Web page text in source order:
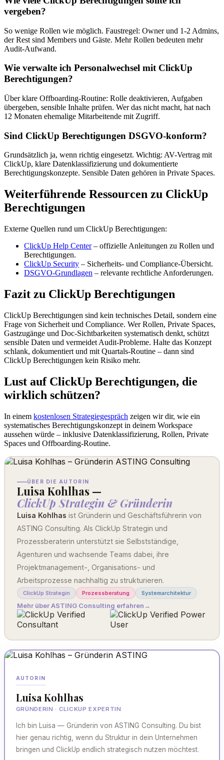
vergeben?
So wenige Rollen wie möglich. Faustregel: Owner und 1-2 Admins,
der Rest sind Members und Gäste. Mehr Rollen bedeuten mehr
Audit-Aufwand.
Wie verwalte ich Personalwechsel mit ClickUp
Berechtigungen?
Über klare Offboarding-Routine: Rolle deaktivieren, Aufgaben
übergeben, sensible Inhalte prüfen. Wer das nicht macht, hat nach
12 Monaten ehemalige Mitarbeitende mit Zugriff.
Sind ClickUp Berechtigungen DSGVO-konform?
Grundsätzlich ja, wenn richtig eingesetzt. Wichtig: AV-Vertrag mit
ClickUp, klare Datenklassifizierung und dokumentierte
Berechtigungskonzepte. Sensible Daten gehören in Private Spaces.
Weiterführende Ressourcen zu ClickUp
Berechtigungen
Externe Quellen rund um ClickUp Berechtigungen:
ClickUp Help Center– offizielle Anleitungen zu Rollen und
Berechtigungen.
ClickUp Security – Sicherheits- und Compliance-Übersicht.
DSGVO-Grundlagen – relevante rechtliche Anforderungen.
Fazit zu ClickUp Berechtigungen
ClickUp Berechtigungen sind kein technisches Detail, sondern eine
Frage von Sicherheit und Compliance. Wer Rollen, Private Spaces,
Gastzugänge und Doc-Sichtbarkeiten systematisch denkt, schützt
sensible Daten und vermeidet Audit-Probleme. Halte das Konzept
schlank, dokumentiert und mit Quartals-Routine – dann sind
ClickUp Berechtigungen kein Risiko mehr.
Lust auf ClickUp Berechtigungen, die
wirklich schützen?
In einem kostenlosen Strategiegespräch zeigen wir dir, wie ein
systematisches Berechtigungskonzept in deinem Workspace
aussehen würde – inklusive Datenklassifizierung, Rollen, Private
Spaces und Offboarding-Routine.
ÜBER DIE AUTORIN
Luisa Kohlhas —
ClickUp Strategin & Gründerin
Luisa Kohlhas ist Gründerin und Geschäftsführerin von
ASTING Consulting. Als ClickUp Strategin und
Prozessberaterin unterstützt sie Selbstständige,
Agenturen und wachsende Teams dabei, ihre
Projektmanagement-, Organisations- und
Arbeitsprozesse nachhaltig zu strukturieren.
ClickUp Strategin Prozessberatung Systemarchitektur
Mehr über ASTING Consulting erfahren
AUTORIN
Luisa Kohlhas
GRÜNDERIN · CLICKUP EXPERTIN
Ich bin Luisa — Gründerin von ASTING Consulting. Du bist
hier genau richtig, wenn du Struktur in dein Unternehmen
bringen und ClickUp endlich strategisch nutzen möchtest.